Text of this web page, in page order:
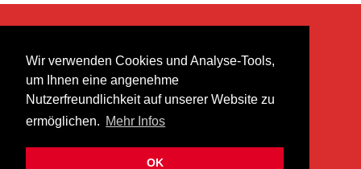
Wir verwenden Cookies und Analyse-Tools,
um Ihnen eine angenehme
Nutzerfreundlichkeit auf unserer Website zu
ermöglichen. Mehr Infos
OK
heer musik ag
Lättenstrasse 35
8952 Schlieren
info@heermusic.com